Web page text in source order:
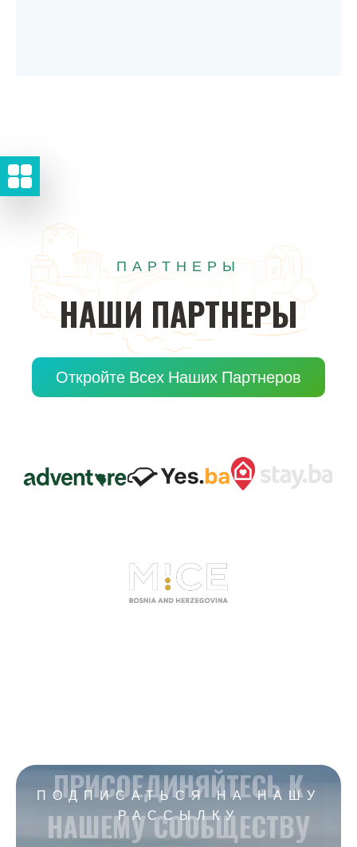
ПАРТНЕРЫ
НАШИ ПАРТНЕРЫ
Откройте Всех Наших Партнеров
ПОДПИСАТЬСЯ НА НАШУ
РАССЫЛКУ
ПРИСОЕДИНЯЙТЕСЬ К
НАШЕМУ СООБЩЕСТВУ